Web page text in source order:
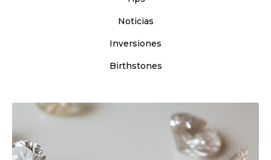
Noticias
Inversiones
Birthstones